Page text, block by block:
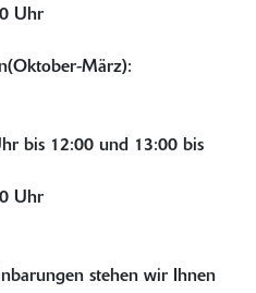
Uhr
März):
bis 12:00 und 13:00 bis
Uhr
stehen wir Ihnen